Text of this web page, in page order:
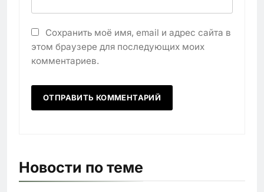
Сохранить моё имя, email и адрес сайта в
этом браузере для последующих моих
комментариев.
Новости по теме